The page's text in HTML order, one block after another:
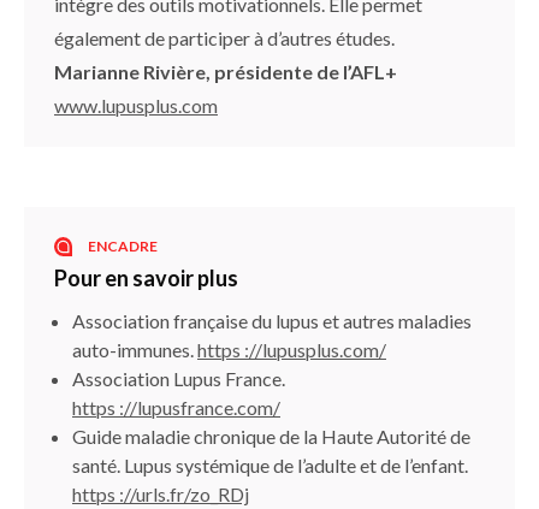
également de participer à d’autres études.
Marianne Rivière, présidente de l’AFL+
www.lupusplus.com
ENCADRE
Pour en savoir plus
Association française du lupus et autres maladies
auto-immunes.https ://lupusplus.com/
Association Lupus France.
https ://lupusfrance.com/
Guide maladie chronique de la Haute Autorité de
santé. Lupus systémique de l’adulte et de l’enfant.
https ://urls.fr/zo_RDj